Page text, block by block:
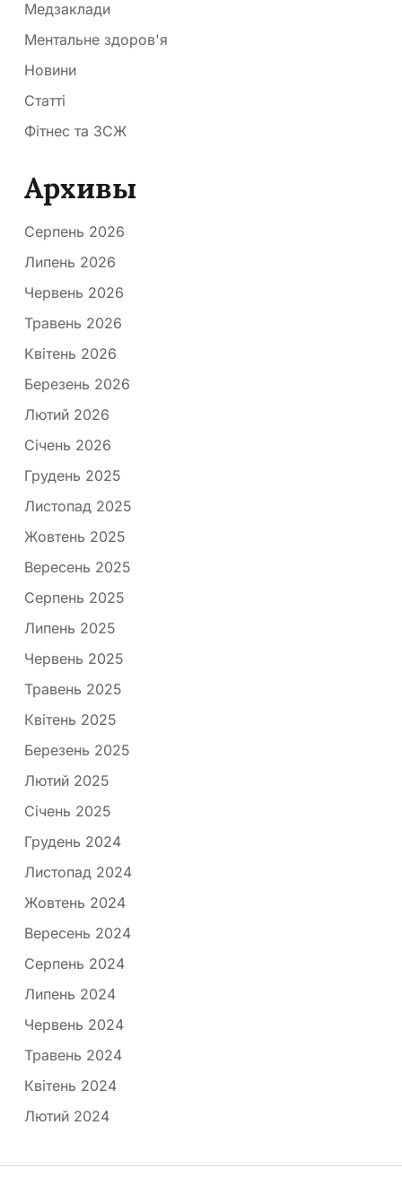
Медзаклади
Ментальне здоров'я
Новини
Статті
Фітнес та ЗСЖ
Архивы
Серпень 2026
Липень 2026
Червень 2026
Травень 2026
Квітень 2026
Березень 2026
Лютий 2026
Січень 2026
Грудень 2025
Листопад 2025
Жовтень 2025
Вересень 2025
Серпень 2025
Липень 2025
Червень 2025
Травень 2025
Квітень 2025
Березень 2025
Лютий 2025
Січень 2025
Грудень 2024
Листопад 2024
Жовтень 2024
Вересень 2024
Серпень 2024
Липень 2024
Червень 2024
Травень 2024
Квітень 2024
Лютий 2024